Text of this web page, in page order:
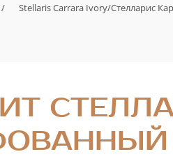
/ Stellaris Carrara Ivory/Стелларис